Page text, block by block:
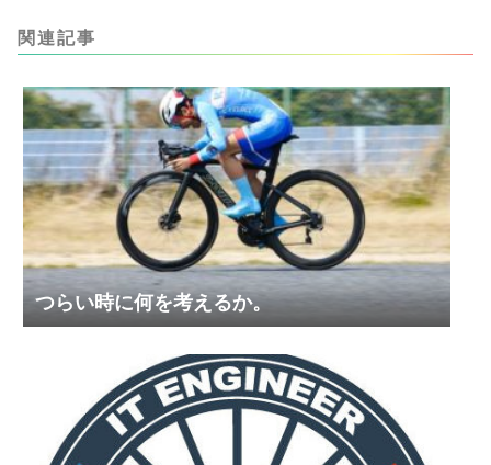
関連記事
つらい時に何を考えるか。